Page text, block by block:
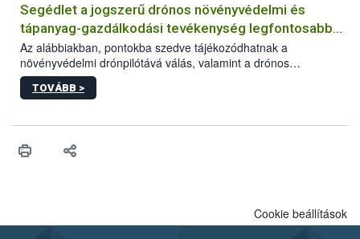
Segédlet a jogszerű drónos növényvédelmi és
tápanyag-gazdálkodási tevékenység legfontosabb
feltételeiről
Az alábbiakban, pontokba szedve tájékozódhatnak a
növényvédelmi drónpilótává válás, valamint a drónos
növényvédelmi és tápanyag-gazdálkodási tevékenység
végzésének legfontosabb feltételeiről*.
TOVÁBB >
Cookie beállítások